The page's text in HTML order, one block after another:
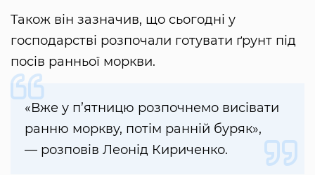
Також він зазначив, що сьогодні у
господарстві розпочали готувати ґрунт під
посів ранньої моркви.
«Вже у п’ятницю розпочнемо висівати
ранню моркву, потім ранній буряк»,
— розповів Леонід Кириченко.